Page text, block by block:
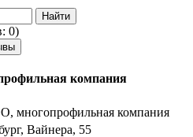
0)
компания
многопрофильная компания
Вайнера, 55